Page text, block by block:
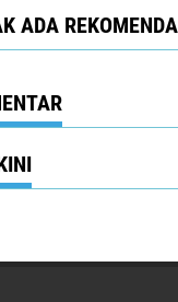
ADA